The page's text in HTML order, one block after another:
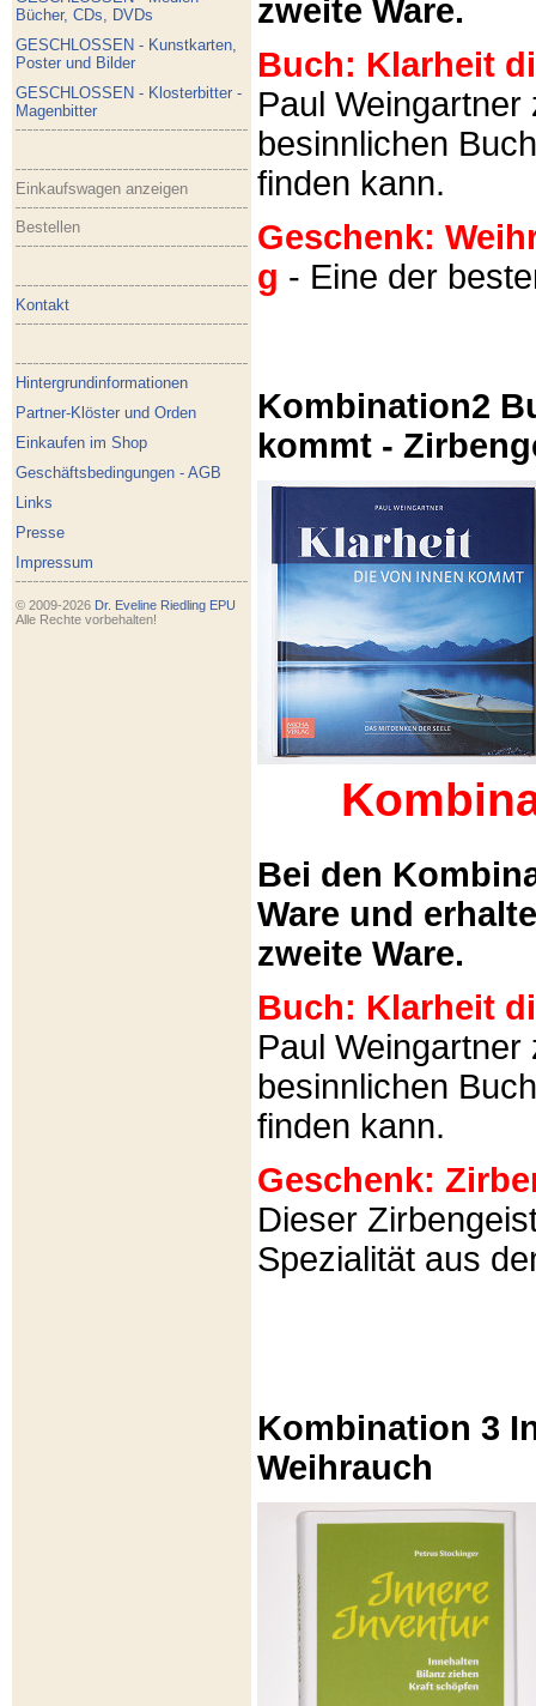
Bücher, CDs, DVDs
GESCHLOSSEN - Kunstkarten,
Poster und Bilder
GESCHLOSSEN - Klosterbitter -
Magenbitter
Einkaufswagen anzeigen
Bestellen
Kontakt
Hintergrundinformationen
Partner-Klöster und Orden
Einkaufen im Shop
Geschäftsbedingungen - AGB
Links
Presse
Impressum
© 2009-2026 Dr. Eveline Riedling EPU
Alle Rechte vorbehalten!
zweite Ware.
Buch: Klarheit
Paul
besinnlichen
finden kann.
Geschenk:
g - Eine der
Kombination2
kommt -
Bei den
Ware und
zweite Ware.
Buch: Klarheit
Paul
besinnlichen
finden kann.
Geschenk:
Dieser
Spezialität aus
Kombination 3
Weihrauch